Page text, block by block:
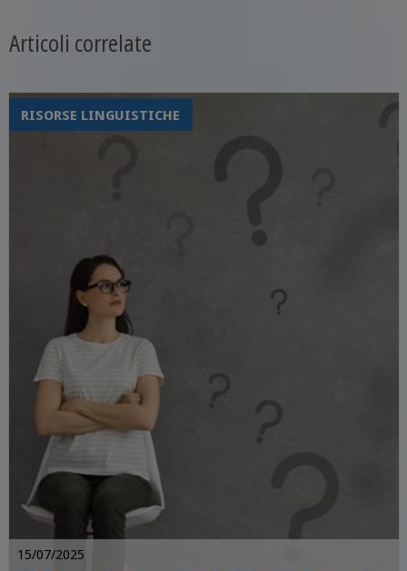
Articoli correlate
RISORSE LINGUISTICHE
15/07/2025